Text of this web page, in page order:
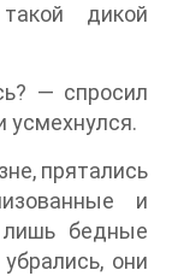
дикой
— спросил
прятались
и
лишь бедные
они